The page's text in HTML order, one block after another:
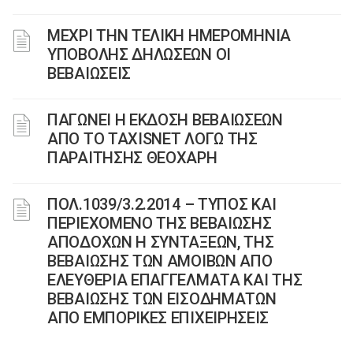
ΜΕΧΡΙ ΤΗΝ ΤΕΛΙΚΗ ΗΜΕΡΟΜΗΝΙΑ
ΥΠΟΒΟΛΗΣ ΔΗΛΩΣΕΩΝ ΟΙ
ΒΕΒΑΙΩΣΕΙΣ
ΠΑΓΩΝΕΙ Η ΕΚΔΟΣΗ ΒΕΒΑΙΩΣΕΩΝ
ΑΠΟ ΤΟ TAXISNET ΛΟΓΩ ΤΗΣ
ΠΑΡΑΙΤΗΣΗΣ ΘΕΟΧΑΡΗ
ΠΟΛ.1039/3.2.2014 – ΤΥΠΟΣ ΚΑΙ
ΠΕΡΙΕΧΟΜΕΝΟ ΤΗΣ ΒΕΒΑΙΩΣΗΣ
ΑΠΟΔΟΧΩΝ Η ΣΥΝΤΑΞΕΩΝ, ΤΗΣ
ΒΕΒΑΙΩΣΗΣ ΤΩΝ ΑΜΟΙΒΩΝ ΑΠΟ
ΕΛΕΥΘΕΡΙΑ ΕΠΑΓΓΕΛΜΑΤΑ ΚΑΙ ΤΗΣ
ΒΕΒΑΙΩΣΗΣ ΤΩΝ ΕΙΣΟΔΗΜΑΤΩΝ
ΑΠΟ ΕΜΠΟΡΙΚΕΣ ΕΠΙΧΕΙΡΗΣΕΙΣ